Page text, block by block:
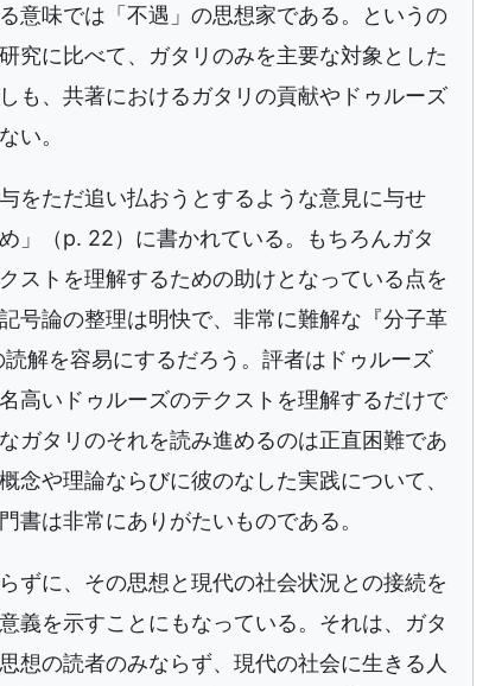
意味では「不遇」の思想家である。というの
究に比べて、ガタリのみを主要な対象とした
も、共著におけるガタリの貢献やドゥルーズ
い。
をただ追い払おうとするような意見に与せ
」（p. 22）に書かれている。もちろんガタ
ストを理解するための助けとなっている点を
号論の整理は明快で、非常に難解な『分子革
解を容易にするだろう。評者はドゥルーズ
高いドゥルーズのテクストを理解するだけで
ガタリのそれを読み進めるのは正直困難であ
や理論ならびに彼のなした実践について、
書は非常にありがたいものである。
ずに、その思想と現代の社会状況との接続を
義を示すことにもなっている。それは、ガタ
想の読者のみならず、現代の社会に生きる人